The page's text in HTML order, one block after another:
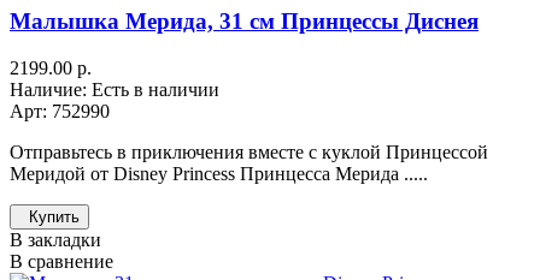
Малышка Мерида, 31 см Принцессы Диснея
2199.00 р.
Наличие: Есть в наличии
Арт: 752990
Отправьтесь в приключения вместе с куклой Принцессой
Меридой от Disney Princess Принцесса Мерида .....
Купить
В закладки
В сравнение